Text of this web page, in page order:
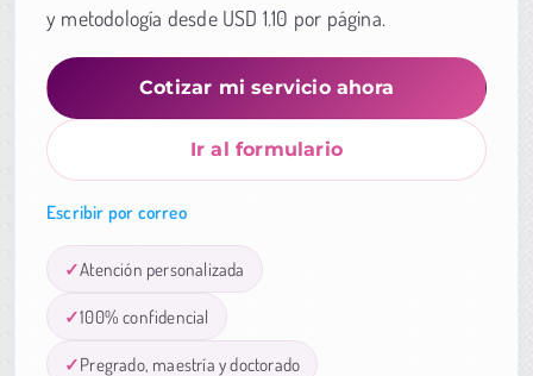
y metodología desde USD 1.10 por página.
Cotizar mi servicio ahora
Ir al formulario
Escribir por correo
Atención personalizada
100% confidencial
Pregrado, maestría y doctorado